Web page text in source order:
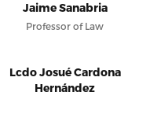
Jaime Sanabria
Professor of Law
Lcdo Josué Cardona
Hernández